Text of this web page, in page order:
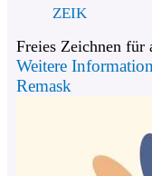
ZEIK
Freies Zeichnen für
Weitere
Remask